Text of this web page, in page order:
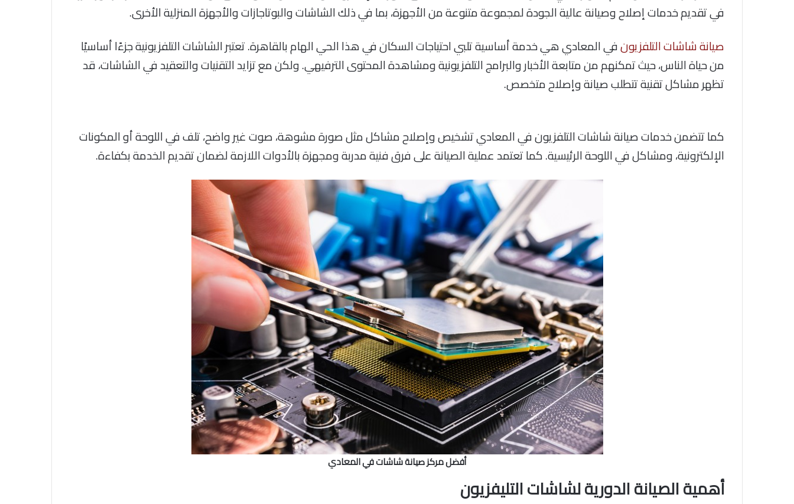
في تقديم خدمات إصلاح وصيانة عالية الجودة لمجموعة متنوعة من الأجهزة، بما في ذلك الشاشات والبوتاجازات والأجهزة المنزلية الأخرى.
صيانة شاشات التلفزيونفي المعادي هي خدمة أساسية تلبي احتياجات السكان في هذا الحي الهام بالقاهرة. تعتبر الشاشات التلفزيونية جزءًا أساسيًا
من حياة الناس، حيث تمكنهم من متابعة الأخبار والبرامج التلفزيونية ومشاهدة المحتوى الترفيهي. ولكن مع تزايد التقنيات والتعقيد في الشاشات، قد
تظهر مشاكل تقنية تتطلب صيانة وإصلاح متخصص.
كما تتضمن خدمات صيانة شاشات التلفزيون في المعادي تشخيص وإصلاح مشاكل مثل صورة مشوهة، صوت غير واضح، تلف في اللوحة أو المكونات
الإلكترونية، ومشاكل في اللوحة الرئيسية. كما تعتمد عملية الصيانة على فرق فنية مدربة ومجهزة بالأدوات اللازمة لضمان تقديم الخدمة بكفاءة.
أفضل مركز صيانة شاشات في المعادي
أهمية الصيانة الدورية لشاشات التليفزيون